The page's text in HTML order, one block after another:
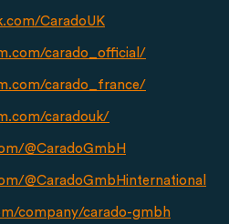
CaradoUK
carado_official/
carado_france/
caradouk/
@CaradoGmbH
@CaradoGmbHinternational
company/carado-gmbh